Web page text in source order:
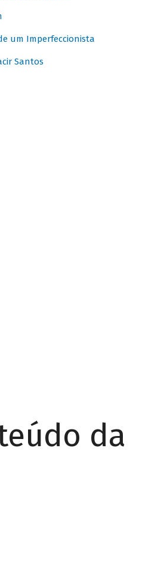
de um Imperfeccionista
Santos
da